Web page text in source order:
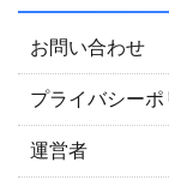
お問い合わせ
プライバシーポ
運営者